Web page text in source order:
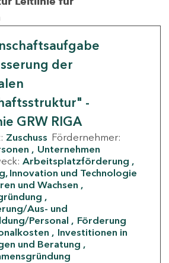
der
-
GRW RIGA
Zuschuss Fördernehmer:
Unternehmen
Arbeitsplatzförderung
Innovation und Technologie
und Wachsen
Aus- und
Personal
Förderung
Investitionen in
und Beratung